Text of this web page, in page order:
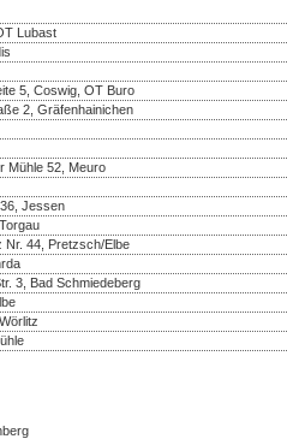
Lubast
5, Coswig, OT Buro
2, Gräfenhainichen
Mühle 52, Meuro
Jessen
Nr. 44, Pretzsch/Elbe
3, Bad Schmiedeberg